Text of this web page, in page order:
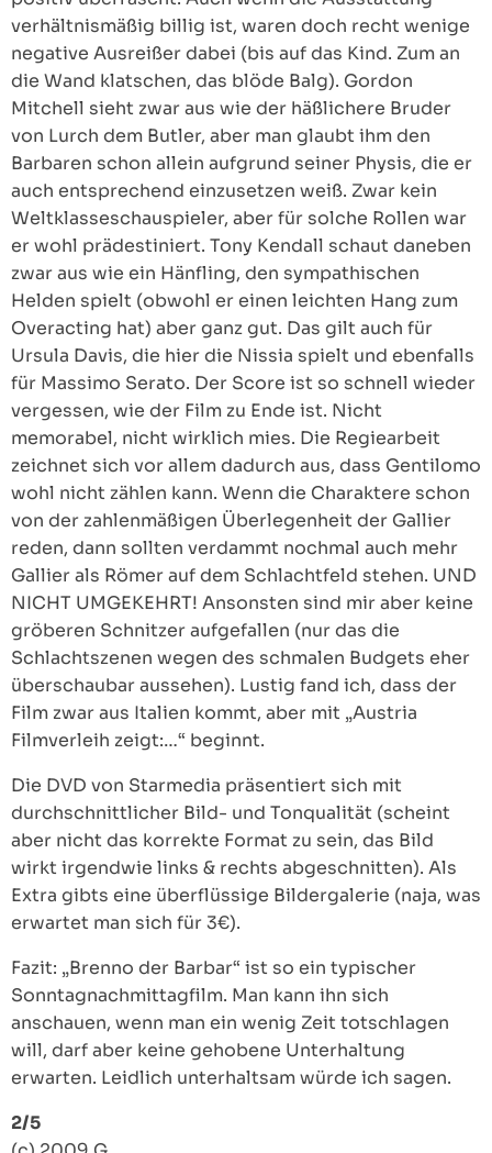
verhältnismäßig billig ist, waren doch recht wenige
negative Ausreißer dabei (bis auf das Kind. Zum an
die Wand klatschen, das blöde Balg). Gordon
Mitchell sieht zwar aus wie der häßlichere Bruder
von Lurch dem Butler, aber man glaubt ihm den
Barbaren schon allein aufgrund seiner Physis, die er
auch entsprechend einzusetzen weiß. Zwar kein
Weltklasseschauspieler, aber für solche Rollen war
er wohl prädestiniert. Tony Kendall schaut daneben
zwar aus wie ein Hänfling, den sympathischen
Helden spielt (obwohl er einen leichten Hang zum
Overacting hat) aber ganz gut. Das gilt auch für
Ursula Davis, die hier die Nissia spielt und ebenfalls
für Massimo Serato. Der Score ist so schnell wieder
vergessen, wie der Film zu Ende ist. Nicht
memorabel, nicht wirklich mies. Die Regiearbeit
zeichnet sich vor allem dadurch aus, dass Gentilomo
wohl nicht zählen kann. Wenn die Charaktere schon
von der zahlenmäßigen Überlegenheit der Gallier
reden, dann sollten verdammt nochmal auch mehr
Gallier als Römer auf dem Schlachtfeld stehen. UND
NICHT UMGEKEHRT! Ansonsten sind mir aber keine
gröberen Schnitzer aufgefallen (nur das die
Schlachtszenen wegen des schmalen Budgets eher
überschaubar aussehen). Lustig fand ich, dass der
Film zwar aus Italien kommt, aber mit „Austria
Filmverleih zeigt:…“ beginnt.
Die DVD von Starmedia präsentiert sich mit
durchschnittlicher Bild- und Tonqualität (scheint
aber nicht das korrekte Format zu sein, das Bild
wirkt irgendwie links & rechts abgeschnitten). Als
Extra gibts eine überflüssige Bildergalerie (naja, was
erwartet man sich für 3€).
Fazit: „Brenno der Barbar“ ist so ein typischer
Sonntagnachmittagfilm. Man kann ihn sich
anschauen, wenn man ein wenig Zeit totschlagen
will, darf aber keine gehobene Unterhaltung
erwarten. Leidlich unterhaltsam würde ich sagen.
2/5